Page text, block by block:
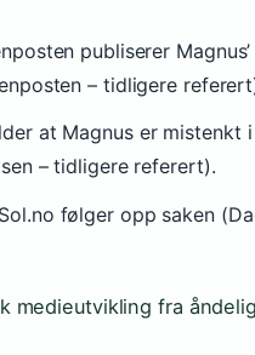
publiserer
– tidligere
at Magnus er mistenkt
– tidligere referert).
følger opp saken
medieutvikling fra